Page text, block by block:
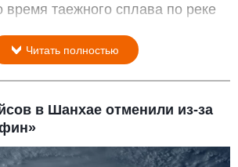
время таежного сплава по реке
Читать полностью
в Шанхае отменили из-за